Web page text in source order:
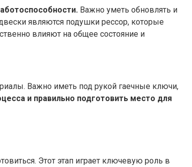
Важно уметь обновлять и
являются подушки рессор, которые
влияют на общее состояние и
Важно иметь под рукой гаечные ключи,
и правильно подготовить место для
Этот этап играет ключевую роль в